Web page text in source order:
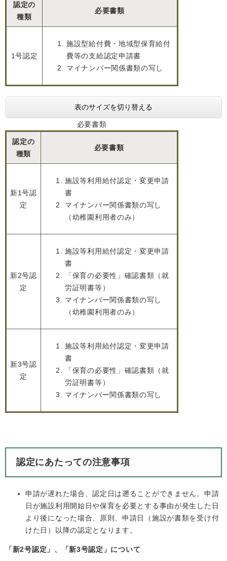
認定の
種類
必要書類
1号認定
施設型給付費・地域型保育給付
費等の支給認定申請書
マイナンバー関係書類の写し
表のサイズを切り替える
必要書類
認定の
種類
必要書類
新1号認
定
施設等利用給付認定・変更申請
書
マイナンバー関係書類の写し
（幼稚園利用者のみ）
新2号認
定
施設等利用給付認定・変更申請
書
「保育の必要性」確認書類（就
労証明書等）
マイナンバー関係書類の写し
（幼稚園利用者のみ）
新3号認
定
施設等利用給付認定・変更申請
書
「保育の必要性」確認書類（就
労証明書等）
マイナンバー関係書類の写し
認定にあたっての注意事項
申請が遅れた場合、認定日は遡ることができません。申請
日が施設利用開始日や保育を必要とする事由が発生した日
より後になった場合、原則、申請日（施設が書類を受け付
けた日）以降の認定となります。
「新2号認定」、「新3号認定」について